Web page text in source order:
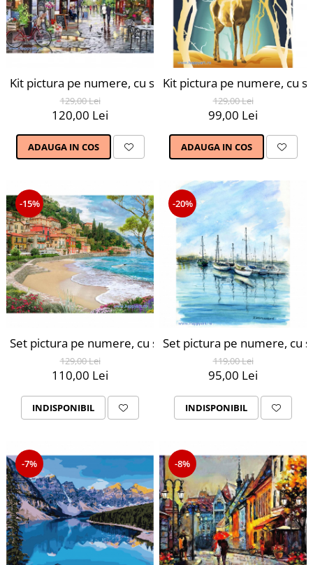
Kit pictura pe numere, cu sasiu, Parisul primavara,
129,00 Lei
120,00 Lei
ADAUGA IN COS
Kit pictura pe numere, cu
129,00 Lei
99,00 Lei
ADAUGA IN COS
-15%
Set pictura pe numere, cu sasiu, Oras la Malul Marii,
129,00 Lei
110,00 Lei
INDISPONIBIL
-20%
Set pictura pe numere, cu
119,00 Lei
95,00 Lei
INDISPONIBIL
-7% -8%